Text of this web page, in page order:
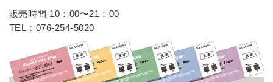
販売時間 10：00〜21：00
TEL： 076-254-5020